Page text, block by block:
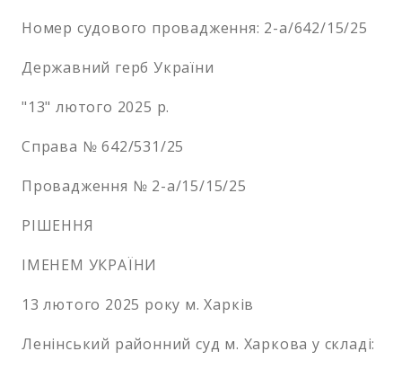
Номер судового провадження: 2-а/642/15/25
Державний герб України
"13" лютого 2025 р.
Справа № 642/531/25
Провадження № 2-а/15/15/25
РІШЕННЯ
ІМЕНЕМ УКРАЇНИ
13 лютого 2025 року м. Харків
Ленінський районний суд м. Харкова у складі: